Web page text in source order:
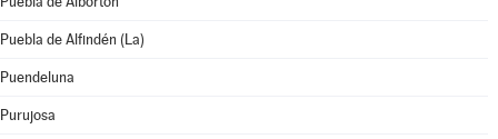
Puebla de Alfindén (La)
Puendeluna
Purujosa